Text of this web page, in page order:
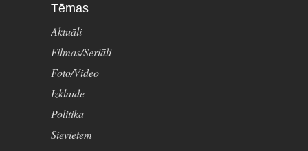
Tēmas
Aktuāli
Filmas/Seriāli
Foto/Video
Izklaide
Politika
Sievietēm